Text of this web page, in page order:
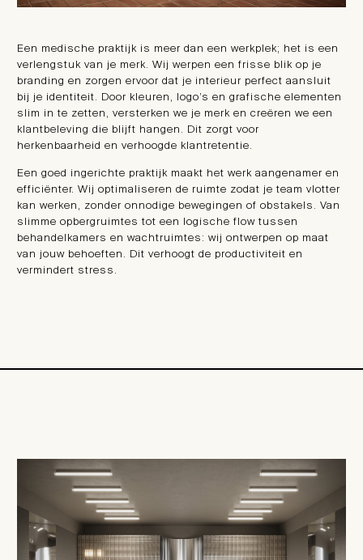
Een medische praktijk is meer dan een werkplek; het is een
verlengstuk van je merk. Wij werpen een frisse blik op je
branding en zorgen ervoor dat je interieur perfect aansluit
bij je identiteit. Door kleuren, logo’s en grafische elementen
slim in te zetten, versterken we je merk en creëren we een
klantbeleving die blijft hangen. Dit zorgt voor
herkenbaarheid en verhoogde klantretentie.
Een goed ingerichte praktijk maakt het werk aangenamer en
efficiënter. Wij optimaliseren de ruimte zodat je team vlotter
kan werken, zonder onnodige bewegingen of obstakels. Van
slimme opbergruimtes tot een logische flow tussen
behandelkamers en wachtruimtes: wij ontwerpen op maat
van jouw behoeften. Dit verhoogt de productiviteit en
vermindert stress.